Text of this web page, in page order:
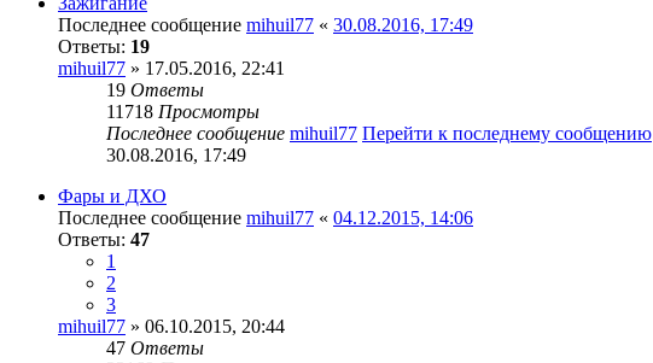
Последнее сообщение mihuil77 « 30.08.2016, 17:49
Ответы: 19
mihuil77 » 17.05.2016, 22:41
19 Ответы
11718 Просмотры
Последнее сообщение mihuil77 Перейти к последнему сообщению
30.08.2016, 17:49
Фары и ДХО
Последнее сообщение mihuil77 « 04.12.2015, 14:06
Ответы: 47
1
2
3
mihuil77 » 06.10.2015, 20:44
47 Ответы